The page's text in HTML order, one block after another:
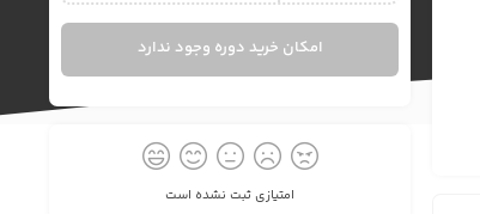
امکان خرید دوره وجود ندارد
امتیازی ثبت نشده است